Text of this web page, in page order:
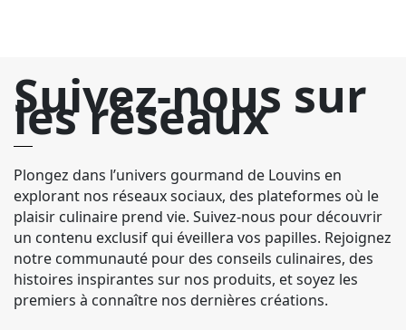
Suivez-nous sur
les réseaux
Plongez dans l’univers gourmand de Louvins en
explorant nos réseaux sociaux, des plateformes où le
plaisir culinaire prend vie. Suivez-nous pour découvrir
un contenu exclusif qui éveillera vos papilles. Rejoignez
notre communauté pour des conseils culinaires, des
histoires inspirantes sur nos produits, et soyez les
premiers à connaître nos dernières créations.